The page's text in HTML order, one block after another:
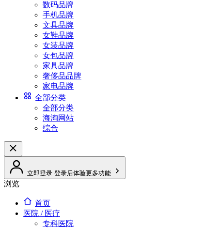
数码品牌
手机品牌
文具品牌
女鞋品牌
女装品牌
女包品牌
家具品牌
奢侈品品牌
家电品牌
全部分类
全部分类
海淘网站
综合
立即登录 登录后体验更多功能
浏览
首页
医院 / 医疗
专科医院